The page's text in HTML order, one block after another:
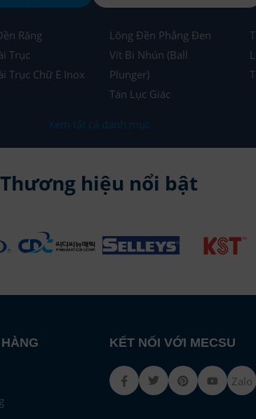
8 mm
Răng
Trục
Trục Chữ E Inox
Lông Đền Phẳng Đen
Vít Bi Nhún (Ball
Plunger)
Tán Lục Giác
Xem tất cả danh mục
Thương hiệu nổi bật
KẾT NỐI VỚI MECSU
FacebookTwitter Pinterest Zalo